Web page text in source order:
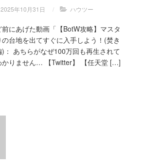
2025年10月31日 / ハウツー
にあげた動画「【BotW攻略】マスタ
台地を出てすぐに入手しよう！(焚き
： あちらがなぜ100万回も再生されて
かりません… 【Twitter】 【任天堂 […]